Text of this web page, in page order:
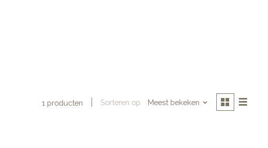
1 producten Sorteren op Meest bekeken